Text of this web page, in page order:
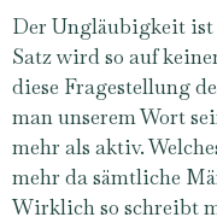
Der Ungläubigkeit
Satz wird so auf
diese Fragestellung
man unserem Wort
mehr als aktiv.
mehr da sämtliche
Wirklich so schreibt